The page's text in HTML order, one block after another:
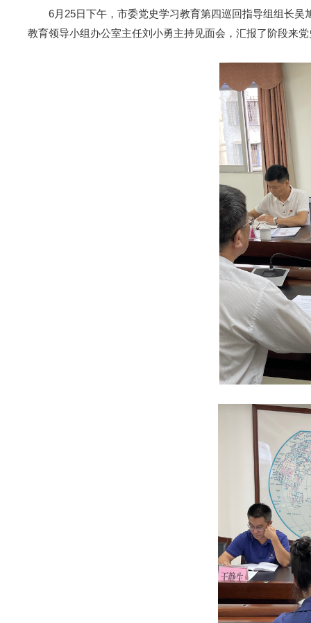
6月25日下午，市委党史学习教育第四巡回指导组组长吴
教育领导小组办公室主任刘小勇主持见面会，汇报了阶段来